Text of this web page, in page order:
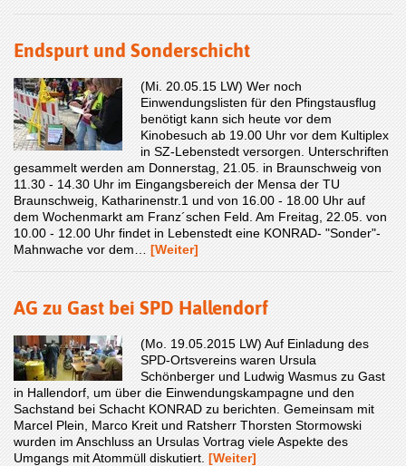
Endspurt und Sonderschicht
(Mi. 20.05.15 LW) Wer noch
Einwendungslisten für den Pfingstausflug
benötigt kann sich heute vor dem
Kinobesuch ab 19.00 Uhr vor dem Kultiplex
in SZ-Lebenstedt versorgen. Unterschriften
gesammelt werden am Donnerstag, 21.05. in Braunschweig von
11.30 - 14.30 Uhr im Eingangsbereich der Mensa der TU
Braunschweig, Katharinenstr.1 und von 16.00 - 18.00 Uhr auf
dem Wochenmarkt am Franz´schen Feld. Am Freitag, 22.05. von
10.00 - 12.00 Uhr findet in Lebenstedt eine KONRAD- "Sonder"-
Mahnwache vor dem… [Weiter]
AG zu Gast bei SPD Hallendorf
(Mo. 19.05.2015 LW) Auf Einladung des
SPD-Ortsvereins waren Ursula
Schönberger und Ludwig Wasmus zu Gast
in Hallendorf, um über die Einwendungskampagne und den
Sachstand bei Schacht KONRAD zu berichten. Gemeinsam mit
Marcel Plein, Marco Kreit und Ratsherr Thorsten Stormowski
wurden im Anschluss an Ursulas Vortrag viele Aspekte des
Umgangs mit Atommüll diskutiert. [Weiter]